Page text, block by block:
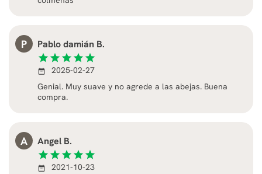
P Pablo damián B.
star star star star star
date_range
2025-02-27
Genial. Muy suave y no agrede a las abejas. Buena
compra.
A Angel B.
star star star star star
date_range
2021-10-23